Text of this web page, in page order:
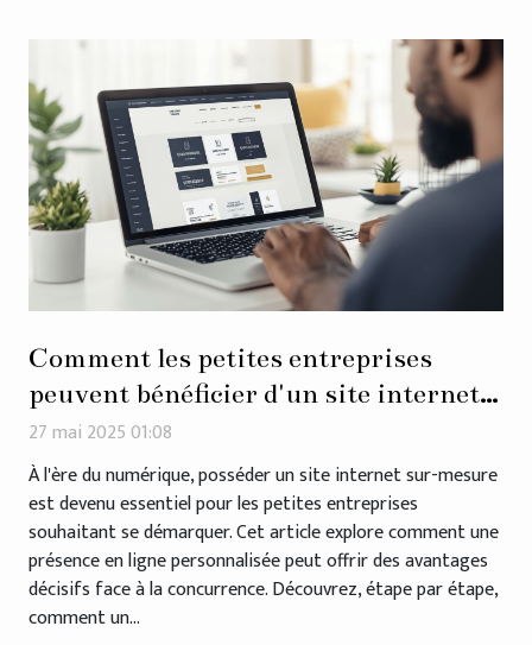
Comment les petites entreprises
peuvent bénéficier d'un site internet
sur-mesure
27 mai 2025 01:08
À l'ère du numérique, posséder un site internet sur-mesure
est devenu essentiel pour les petites entreprises
souhaitant se démarquer. Cet article explore comment une
présence en ligne personnalisée peut offrir des avantages
décisifs face à la concurrence. Découvrez, étape par étape,
comment un...